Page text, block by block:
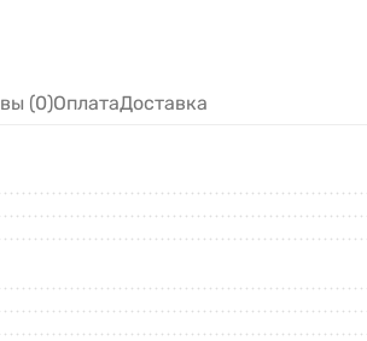
(0)ОплатаДоставка